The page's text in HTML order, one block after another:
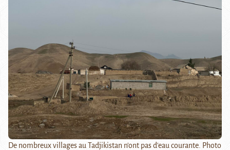
De nombreux villages au Tadjikistan n'ont pas d'eau courante. Photo